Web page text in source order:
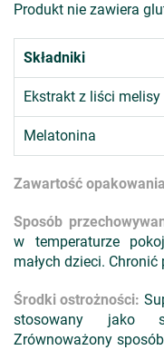
Produkt nie zawiera
Składniki
Ekstrakt z liści melisy
Melatonina
Zawartość
Sposób
w temperaturze
małych dzieci.
Środki ostrożności:
stosowany jako
Zrównoważony